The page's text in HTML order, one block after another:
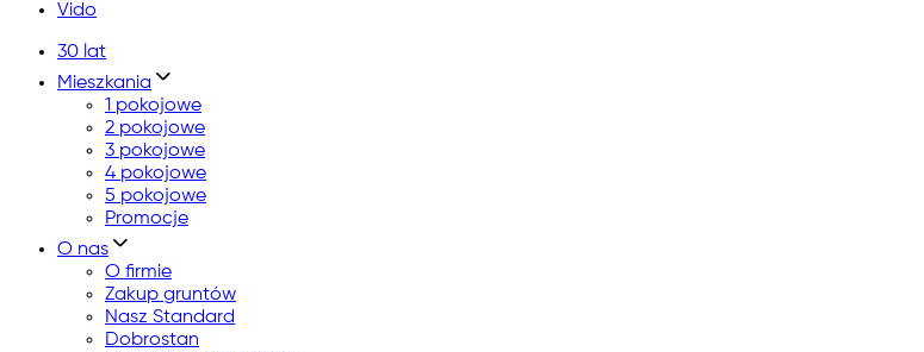
Vido
30 lat
Mieszkania
1 pokojowe
2 pokojowe
3 pokojowe
4 pokojowe
5 pokojowe
Promocje
O nas
O firmie
Zakup gruntów
Nasz Standard
Dobrostan